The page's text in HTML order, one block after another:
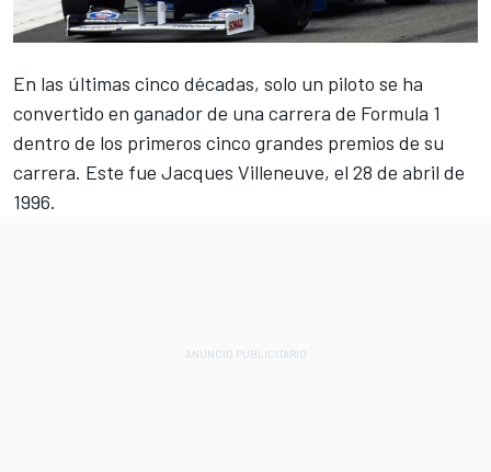
En las últimas cinco décadas, solo un piloto se ha
convertido en ganador de una carrera de Formula 1
dentro de los primeros cinco grandes premios de su
carrera. Este fue Jacques Villeneuve, el 28 de abril de
1996.